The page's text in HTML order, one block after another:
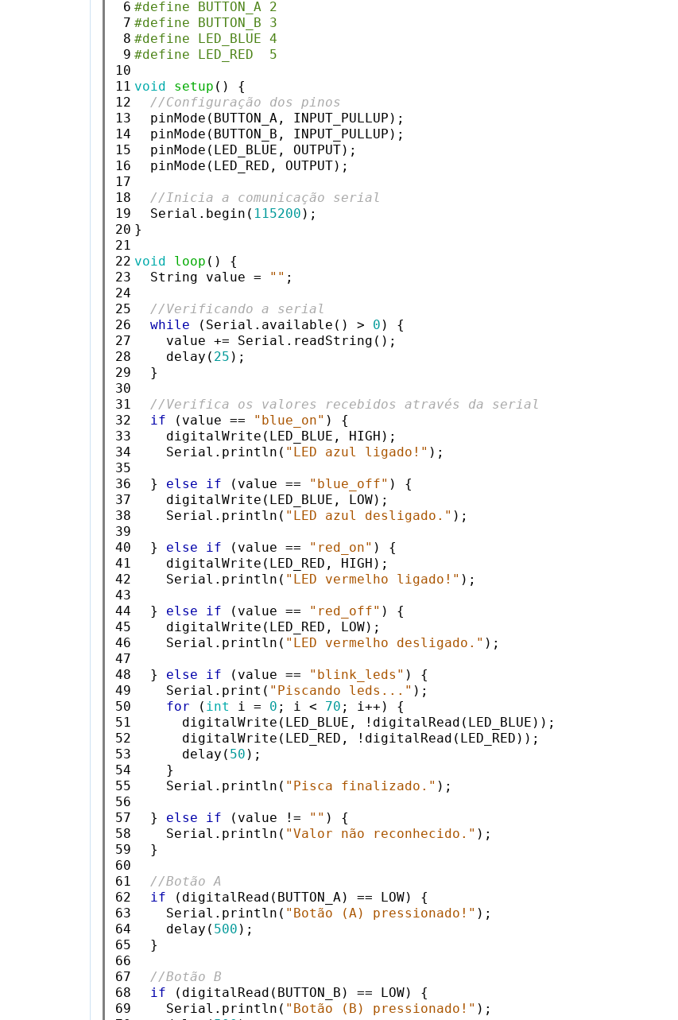
6
7
8
9
10
11
12
13
14
15
16
17
18
19
20
21
22
23
24
25
26
27
28
29
30
31
32
33
34
35
36
37
38
39
40
41
42
43
44
45
46
47
48
49
50
51
52
53
54
55
56
57
58
59
60
61
62
63
64
65
66
67
68
69
#define BUTTON_A 2
#define BUTTON_B 3
#define LED_BLUE 4
#define LED_RED  5
void setup () {
//Configuração dos pinos
  pinMode(BUTTON_A, INPUT_PULLUP);
  pinMode(BUTTON_B, INPUT_PULLUP);
  pinMode(LED_BLUE, OUTPUT);
  pinMode(LED_RED, OUTPUT);
//Inicia a comunicação serial
  Serial.begin(
115200 );
}
void loop () {
  String value =
"" ;
//Verificando a serial
while (Serial.available() > 0 ) {
    value += Serial.readString();
    delay(
25 );
  }
//Verifica os valores recebidos através da serial
if (value == "blue_on" ) {
    digitalWrite(LED_BLUE, HIGH);
    Serial.println(
"LED azul ligado!" );
  }
else if (value == "blue_off" ) {
    digitalWrite(LED_BLUE, LOW);
    Serial.println(
"LED azul desligado." );
  }
else if (value == "red_on" ) {
    digitalWrite(LED_RED, HIGH);
    Serial.println(
"LED vermelho ligado!" );
  }
else if (value == "red_off" ) {
    digitalWrite(LED_RED, LOW);
    Serial.println(
"LED vermelho desligado." );
  }
else if (value == "blink_leds" ) {
    Serial.print(
"Piscando leds..." );
for ( int i = 0 ; i < 70 ; i++) {
      digitalWrite(LED_BLUE, !digitalRead(LED_BLUE));
      digitalWrite(LED_RED, !digitalRead(LED_RED));
      delay(
50 );
    }
    Serial.println(
"Pisca finalizado." );
  }
else if (value != "" ) {
    Serial.println(
"Valor não reconhecido." );
  }
//Botão A
if (digitalRead(BUTTON_A) == LOW) {
    Serial.println(
"Botão (A) pressionado!" );
    delay(
500 );
  }
//Botão B
if (digitalRead(BUTTON_B) == LOW) {
    Serial.println(
"Botão (B) pressionado!" );